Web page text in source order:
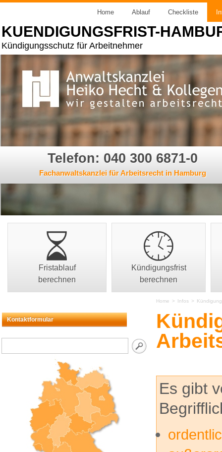
Home Ablauf Checkliste
KUENDIGUNGSFRIST-
Kündigungsschutz für Arbeitnehmer
Telefon: 040 300 6871-0
Fachanwaltskanzlei für Arbeitsrecht in Hamburg
Fristablauf
berechnen
Kündigungsfrist
berechnen
Home > Infos >
Kontaktformular
Es gibt